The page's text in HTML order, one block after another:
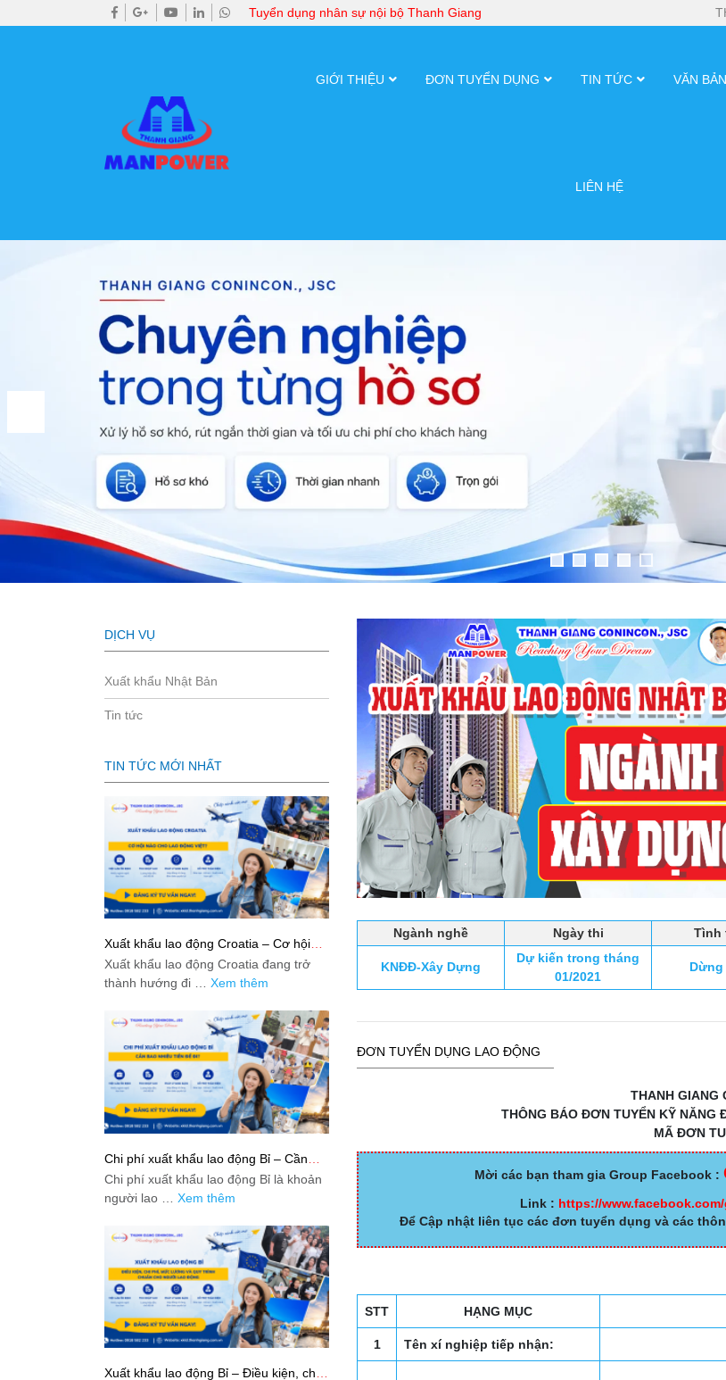
Tuyển dụng nhân sự nội bộ Thanh Giang
GIỚI THIỆU ĐƠN TUYỂN DỤNG TIN TỨC VĂN
LIÊN HỆ
Ngành nghề Ngày thi Tình
KNĐĐ-Xây Dựng
Dự kiến trong tháng
01/2021
ĐƠN TUYỂN DỤNG LAO ĐỘNG
THANH GIANG
THÔNG BÁO ĐƠN TUYỂN KỸ NĂNG
MÃ ĐƠN
Mời các bạn tham gia Group Facebook :
Link : https://
Để Cập nhật liên tục các đơn tuyển dụng và các
STT HẠNG MỤC
1 Tên xí nghiệp tiếp nhận:
DỊCH VỤ
Xuất khẩu Nhật Bản
Tin tức
TIN TỨC MỚI NHẤT
Xuất khẩu lao động Croatia – Cơ hội
nào cho lao động Việt?
Xuất khẩu lao động Croatia đang trở
thành hướng đi … Xem thêm
Chi phí xuất khẩu lao động Bỉ – Cần
bao nhiêu tiền để đi?
Chi phí xuất khẩu lao động Bỉ là khoản
người lao … Xem thêm
Xuất khẩu lao động Bỉ – Điều kiện, chi